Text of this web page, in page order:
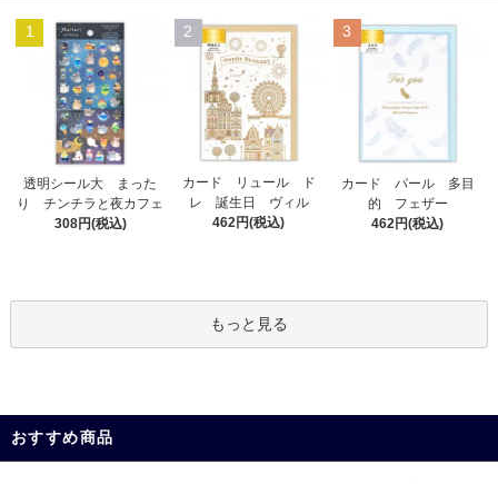
1
透明シール大 まった
り チンチラと夜カフェ
308円(税込)
2
カード リュール ド
レ 誕生日 ヴィル
462円(税込)
3
カード パール 多目
的 フェザー
462円(税込)
もっと見る
おすすめ商品